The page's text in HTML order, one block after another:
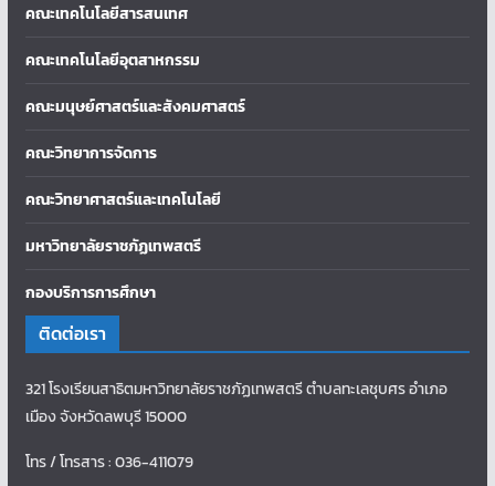
คณะเทคโนโลยีสารสนเทศ
คณะเทคโนโลยีอุตสาหกรรม
คณะมนุษย์ศาสตร์และสังคมศาสตร์
คณะวิทยาการจัดการ
คณะวิทยาศาสตร์และเทคโนโลยี
มหาวิทยาลัยราชภัฏเทพสตรี
กองบริการการศึกษา
ติดต่อเรา
321 โรงเรียนสาธิตมหาวิทยาลัยราชภัฏเทพสตรี ตำบลทะเลชุบศร อำเภอ
เมือง จังหวัดลพบุรี 15000
โทร / โทรสาร : 036-411079